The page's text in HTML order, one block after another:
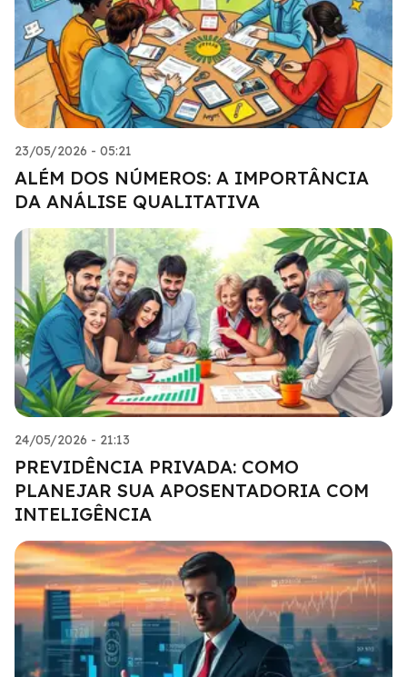
23/05/2026 - 05:21
ALÉM DOS NÚMEROS: A IMPORTÂNCIA
DA ANÁLISE QUALITATIVA
24/05/2026 - 21:13
PREVIDÊNCIA PRIVADA: COMO
PLANEJAR SUA APOSENTADORIA COM
INTELIGÊNCIA